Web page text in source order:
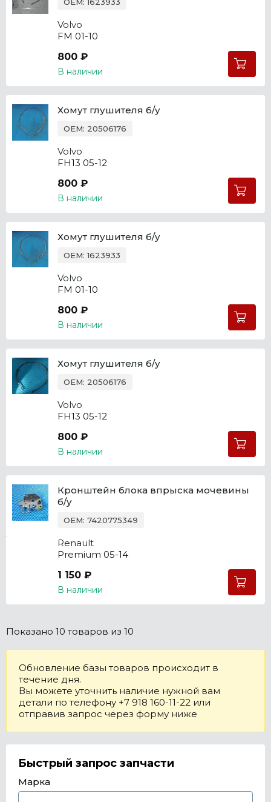
Volvo
FM 01-10
800 ₽
В наличии
Хомут глушителя б/у
OEM: 20506176
Volvo
FH13 05-12
800 ₽
В наличии
Хомут глушителя б/у
OEM: 1623933
Volvo
FM 01-10
800 ₽
В наличии
Хомут глушителя б/у
OEM: 20506176
Volvo
FH13 05-12
800 ₽
В наличии
Кронштейн блока впрыска мочевины
б/у
OEM: 7420775349
Renault
Premium 05-14
1 150 ₽
В наличии
Показано 10 товаров из 10
Обновление базы товаров происходит в
течение дня.
Вы можете уточнить наличие нужной вам
детали по телефону +7 918 160-11-22 или
отправив запрос через форму ниже
Быстрый запрос запчасти
Марка